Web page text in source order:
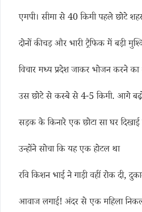
एमपी। सीमा से 40 किमी पहले छोटे
दोनों कीचड़ और भारी ट्रैफिक में बड़ी
विचार मध्य प्रदेश जाकर भोजन करने
उस छोटे से कस्बे से 4-5 किमी. आगे
सड़क के किनारे एक छोटा सा घर
उन्होंने सोचा कि यह एक होटल था
रवि किशन भाई ने गाड़ी वहीं रोक दी,
आवाज लगाई! अंदर से एक महिला